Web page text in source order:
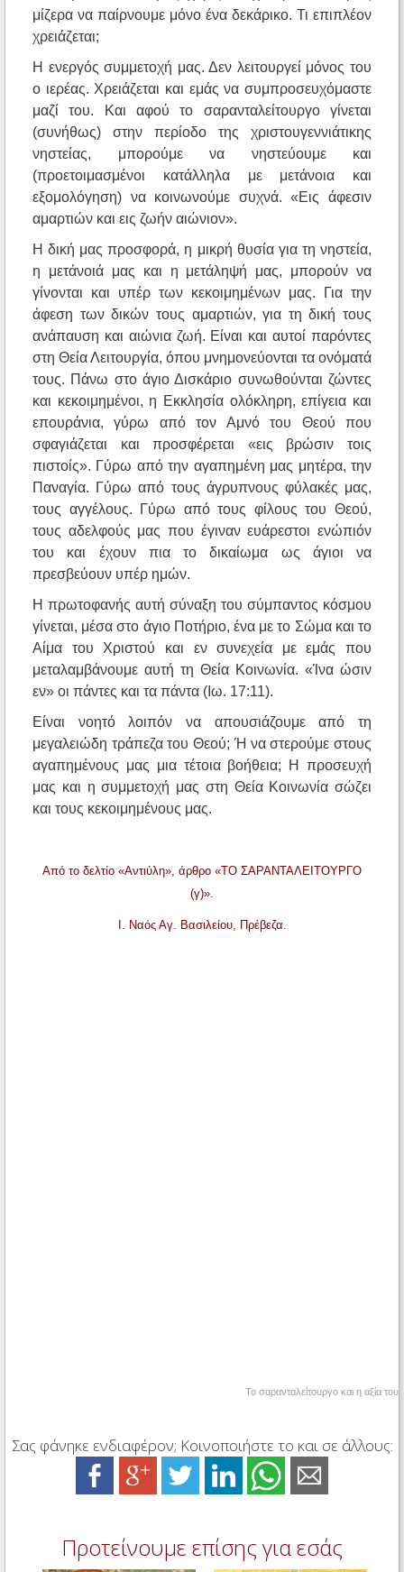
μίζερα να παίρνουμε μόνο ένα δεκάρικο. Τι επιπλέον
χρειάζεται;
Η ενεργός συμμετοχή μας. Δεν λειτουργεί μόνος του
ο ιερέας. Χρειάζεται και εμάς να συμπροσευχόμαστε
μαζί του. Και αφού το σαρανταλείτουργο γίνεται
(συνήθως) στην περίοδο της χριστουγεννιάτικης
νηστείας, μπορούμε να νηστεύουμε και
(προετοιμασμένοι κατάλληλα με μετάνοια και
εξομολόγηση) να κοινωνούμε συχνά. «Εις άφεσιν
αμαρτιών και εις ζωήν αιώνιον».
Η δική μας προσφορά, η μικρή θυσία για τη νηστεία,
η μετάνοιά μας και η μετάληψή μας, μπορούν να
γίνονται και υπέρ των κεκοιμημένων μας. Για την
άφεση των δικών τους αμαρτιών, για τη δική τους
ανάπαυση και αιώνια ζωή. Είναι και αυτοί παρόντες
στη Θεία Λειτουργία, όπου μνημονεύονται τα ονόματά
τους. Πάνω στο άγιο Δισκάριο συνωθούνται ζώντες
και κεκοιμημένοι, η Εκκλησία ολόκληρη, επίγεια και
επουράνια, γύρω από τον Αμνό του Θεού που
σφαγιάζεται και προσφέρεται «εις βρώσιν τοις
πιστοίς». Γύρω από την αγαπημένη μας μητέρα, την
Παναγία. Γύρω από τους άγρυπνους φύλακές μας,
τους αγγέλους. Γύρω από τους φίλους του Θεού,
τους αδελφούς μας που έγιναν ευάρεστοι ενώπιόν
του και έχουν πια το δικαίωμα ως άγιοι να
πρεσβεύουν υπέρ ημών.
Η πρωτοφανής αυτή σύναξη του σύμπαντος κόσμου
γίνεται, μέσα στο άγιο Ποτήριο, ένα με το Σώμα και το
Αίμα του Χριστού και εν συνεχεία με εμάς που
μεταλαμβάνουμε αυτή τη Θεία Κοινωνία. «Ίνα ώσιν
εν» οι πάντες και τα πάντα (Ιω. 17:11).
Είναι νοητό λοιπόν να απουσιάζουμε από τη
μεγαλειώδη τράπεζα του Θεού; Ή να στερούμε στους
αγαπημένους μας μια τέτοια βοήθεια; Η προσευχή
μας και η συμμετοχή μας στη Θεία Κοινωνία σώζει
και τους κεκοιμημένους μας.
Από το δελτίο «Αντιύλη», άρθρο «ΤΟ ΣΑΡΑΝΤΑΛΕΙΤΟΥΡΓΟ
(γ)».
Ι. Ναός Αγ. Βασιλείου, Πρέβεζα.
Το σαρανταλείτουργο και η αξία του
Σας φάνηκε ενδιαφέρον; Κοινοποιήστε το και σε άλλους:
Προτείνουμε επίσης για εσάς